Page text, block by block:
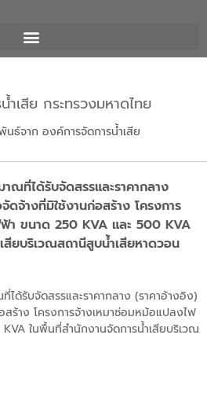
เสีย กระทรวงมหาดไทย
นธ์จาก องค์การจัดการน้ำเสีย
ณที่ได้รับจัดสรรและราคากลาง
ดจ้างที่มิใช้งานก่อสร้าง โครงการ
า ขนาด 250 KVA และ 500 KVA
สียบริเวณสถานีสูบน้ำเสียหาดวอน
ได้รับจัดสรรและราคากลาง (ราคาอ้างอิง)
สร้าง โครงการจ้างเหมาซ่อมหม้อแปลงไฟ
ในพื้นที่สำนักงานจัดการน้ำเสียบริเวณ